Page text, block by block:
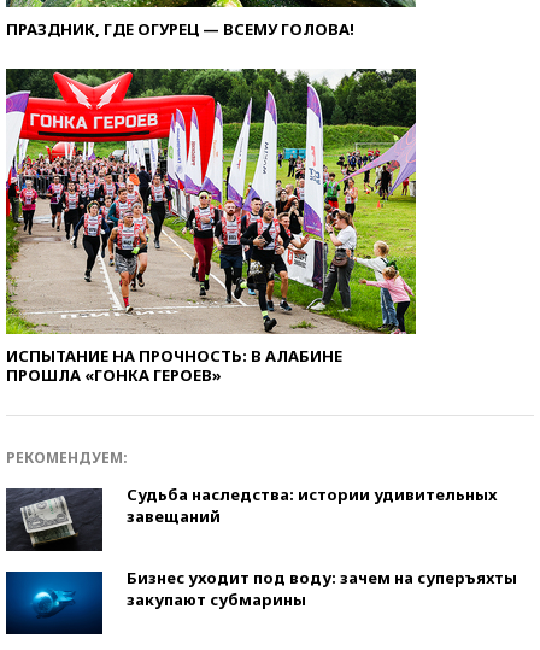
ПРАЗДНИК, ГДЕ ОГУРЕЦ — ВСЕМУ ГОЛОВА!
ИСПЫТАНИЕ НА ПРОЧНОСТЬ: В АЛАБИНЕ
ПРОШЛА «ГОНКА ГЕРОЕВ»
РЕКОМЕНДУЕМ:
Судьба наследства: истории удивительных
завещаний
Бизнес уходит под воду: зачем на суперъяхты
закупают субмарины